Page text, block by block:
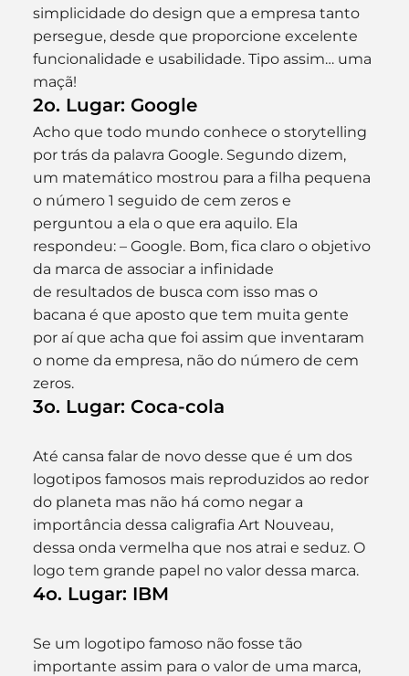
simplicidade do design que a empresa tanto
persegue, desde que proporcione excelente
funcionalidade e usabilidade. Tipo assim… uma
maçã!
2o. Lugar: Google
Acho que todo mundo conhece o storytelling
por trás da palavra Google. Segundo dizem,
um matemático mostrou para a filha pequena
o número 1 seguido de cem zeros e
perguntou a ela o que era aquilo. Ela
respondeu: – Google. Bom, fica claro o objetivo
da marca de associar a infinidade
de resultados de busca com isso mas o
bacana é que aposto que tem muita gente
por aí que acha que foi assim que inventaram
o nome da empresa, não do número de cem
zeros.
3o. Lugar: Coca-cola
Até cansa falar de novo desse que é um dos
logotipos famosos mais reproduzidos ao redor
do planeta mas não há como negar a
importância dessa caligrafia Art Nouveau,
dessa onda vermelha que nos atrai e seduz. O
logo tem grande papel no valor dessa marca.
4o. Lugar: IBM
Se um logotipo famoso não fosse tão
importante assim para o valor de uma marca,